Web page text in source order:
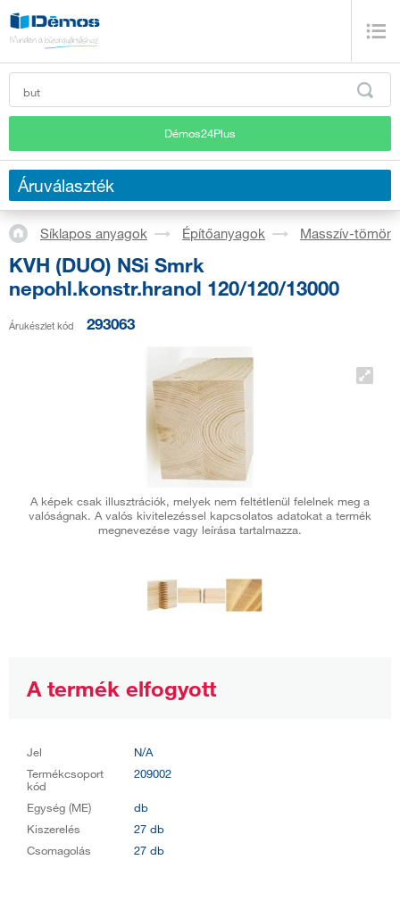
Démos24Plus
Áruválaszték
Síklapos anyagok Építőanyagok Masszív-
KVH (DUO) NSi Smrk
nepohl.konstr.hranol 120/120/13000
Árukészlet kód 293063
A képek csak illusztrációk, melyek nem feltétlenül felelnek meg a
valóságnak. A valós kivitelezéssel kapcsolatos adatokat a termék
megnevezése vagy leírása tartalmazza.
A termék elfogyott
Jel
N/A
Termékcsoport
kód
209002
Egység (ME)
db
Kiszerelés
27 db
Csomagolás
27 db